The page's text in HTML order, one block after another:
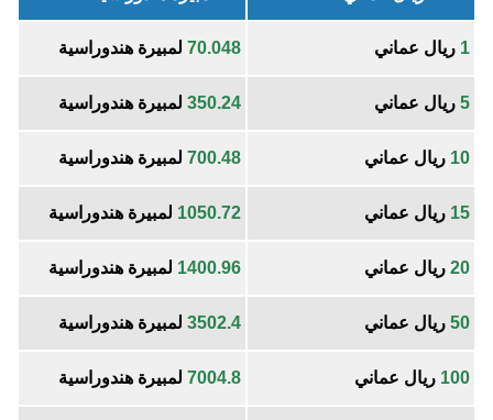
1 ريال عماني 70.048 لمبيرة هندوراسية
5 ريال عماني 350.24 لمبيرة هندوراسية
10 ريال عماني 700.48 لمبيرة هندوراسية
15 ريال عماني 1050.72 لمبيرة هندوراسية
20 ريال عماني 1400.96 لمبيرة هندوراسية
50 ريال عماني 3502.4 لمبيرة هندوراسية
100 ريال عماني 7004.8 لمبيرة هندوراسية